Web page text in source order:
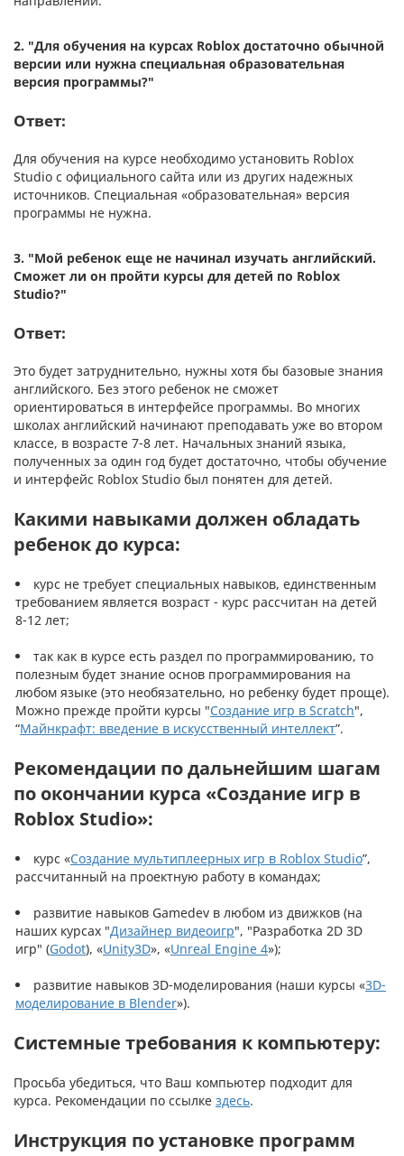
2. "Для обучения на курсах Roblox достаточно обычной
версии или нужна специальная образовательная
версия программы?"
Ответ:
Для обучения на курсе необходимо установить Roblox
Studio с официального сайта или из других надежных
источников. Специальная «‎образовательная» версия
программы не нужна.
3. "Мой ребенок еще не начинал изучать английский.
Сможет ли он пройти курсы для детей по Roblox
Studio?"
Ответ:
Это будет затруднительно, нужны хотя бы базовые знания
английского. Без этого ребенок не сможет
ориентироваться в интерфейсе программы. Во многих
школах английский начинают преподавать уже во втором
классе, в возрасте 7-8 лет. Начальных знаний языка,
полученных за один год будет достаточно, чтобы обучение
и интерфейс Roblox Studio был понятен для детей.
Какими навыками должен обладать
ребенок до курса:
курс не требует специальных навыков, единственным
требованием является возраст - курс рассчитан на детей
8-12 лет;
так как в курсе есть раздел по программированию, то
полезным будет знание основ программирования на
любом языке (это необязательно, но ребенку будет проще).
Можно прежде пройти курсы "Создание игр в Scratch",
“Майнкрафт: введение в искусственный интеллект”.
Рекомендации по дальнейшим шагам
по окончании курса «Создание игр в
Roblox Studio»:
курс «Создание мультиплеерных игр в Roblox Studio”,
рассчитанный на проектную работу в командах;
развитие навыков Gamedev в любом из движков (на
наших курсах "Дизайнер видеоигр", "Разработка 2D 3D
игр" (Godot), «Unity3D», «Unreal Engine 4»);
развитие навыков 3D-моделирования (наши курсы «3D-
моделирование в Blender»).
Системные требования к компьютеру:
Просьба убедиться, что Ваш компьютер подходит для
курса. Рекомендации по ссылке здесь.
Инструкция по установке программ